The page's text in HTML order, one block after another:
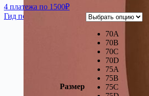
4 платежа по 1500₽
Гид по размерам
Размер
70A
70B
70C
70D
75A
75B
75C